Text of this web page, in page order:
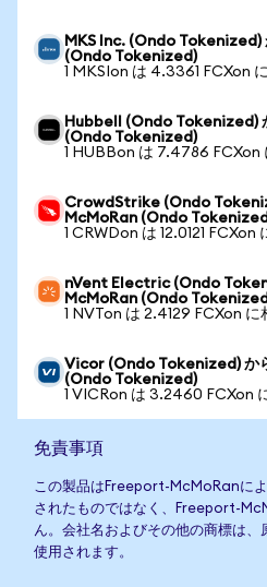
MKS Inc. (Ondo
(Ondo Tokenized)
1 MKSIon は 4.3361 FCXon
Hubbell (Ondo Tokenized)
(Ondo Tokenized)
1 HUBBon は 7.4786 FCXon
CrowdStrike (Ondo
McMoRan (Ondo
1 CRWDon は 12.0121 FCXon
nVent Electric (Ondo
McMoRan (Ondo
1 NVTon は 2.4129 FCXon に
Vicor (Ondo Tokenized) か
(Ondo Tokenized)
1 VICRon は 3.2460 FCXon
免責事項
この製品はFreeport-McMoRanに
されたものではなく、Freeport-
ん。会社名およびその他の商標は、
使用されます。